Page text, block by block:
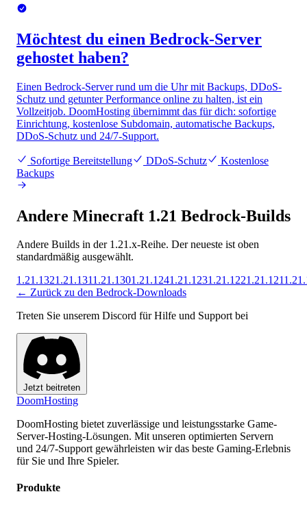
Möchtest du einen Bedrock-Server
gehostet haben?
Einen Bedrock-Server rund um die Uhr mit Backups, DDoS-
Schutz und getunter Performance online zu halten, ist ein
Vollzeitjob. DoomHosting übernimmt das für dich: sofortige
Einrichtung, kostenlose Subdomain, automatische Backups,
DDoS-Schutz und 24/7-Support.
Sofortige Bereitstellung DDoS-Schutz
Kostenlose
Backups
Andere Minecraft 1.21 Bedrock-Builds
Andere Builds in der 1.21.x-Reihe. Der neueste ist oben
standardmäßig ausgewählt.
1.21.1321.21.1311.21.1301.21.1241.21.1231.21.1221.21.121
← Zurück zu den Bedrock-Downloads
Treten Sie unserem Discord für Hilfe und Support bei
Jetzt beitreten
DoomHosting
DoomHosting bietet zuverlässige und leistungsstarke Game-
Server-Hosting-Lösungen. Mit unseren optimierten Servern
und 24/7-Support gewährleisten wir das beste Gaming-Erlebnis
für Sie und Ihre Spieler.
Produkte